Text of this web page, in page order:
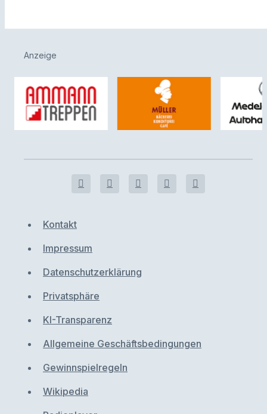
Anzeige
Kontakt
Impressum
Datenschutzerklärung
Privatsphäre
KI-Transparenz
Allgemeine Geschäftsbedingungen
Gewinnspielregeln
Wikipedia